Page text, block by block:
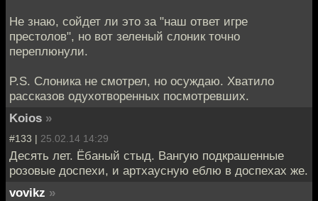
Не знаю, сойдет ли это за "наш ответ игре
престолов", но вот зеленый слоник точно
переплюнули.
P.S. Слоника не смотрел, но осуждаю. Хватило
рассказов одухотворенных посмотревших.
Koios »
#133 | 25.02.14 14:29
Десять лет. Ёбаный стыд. Вангую подкрашенные
розовые доспехи, и артхаусную еблю в доспехах же.
vovikz »